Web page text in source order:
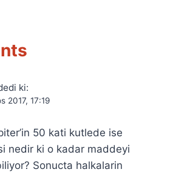
ki:
2017, 17:19
50 kati kutlede ise
nedir ki o kadar maddeyi
Sonucta halkalarin